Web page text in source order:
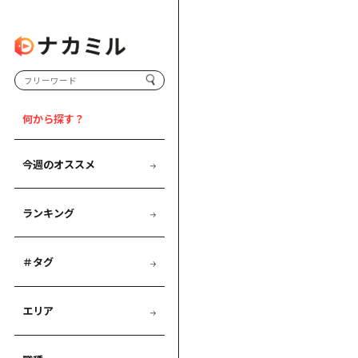
何から探す？
今週のオススメ
ランキング
＃タグ
エリア